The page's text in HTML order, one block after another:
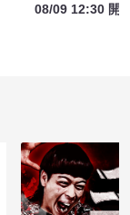
08/09 12:30 開